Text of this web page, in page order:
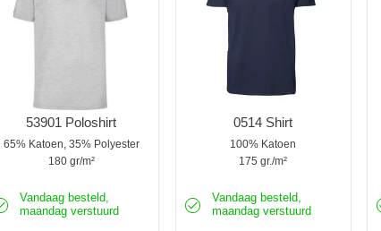
53901 Poloshirt
65% Katoen, 35% Polyester
180 gr/m²
Vandaag besteld,
maandag verstuurd
0514 Shirt
100% Katoen
175 gr./m²
Vandaag besteld,
maandag verstuurd